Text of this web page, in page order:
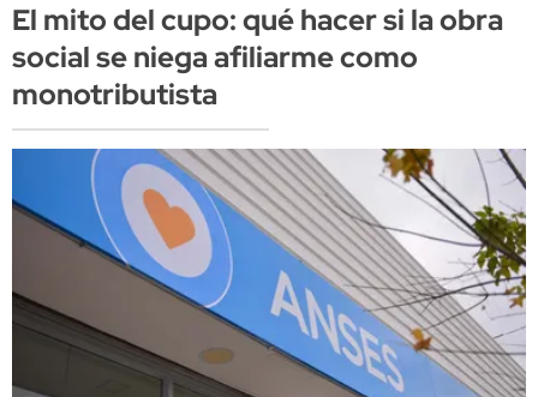
El mito del cupo: qué hacer si la obra
social se niega afiliarme como
monotributista